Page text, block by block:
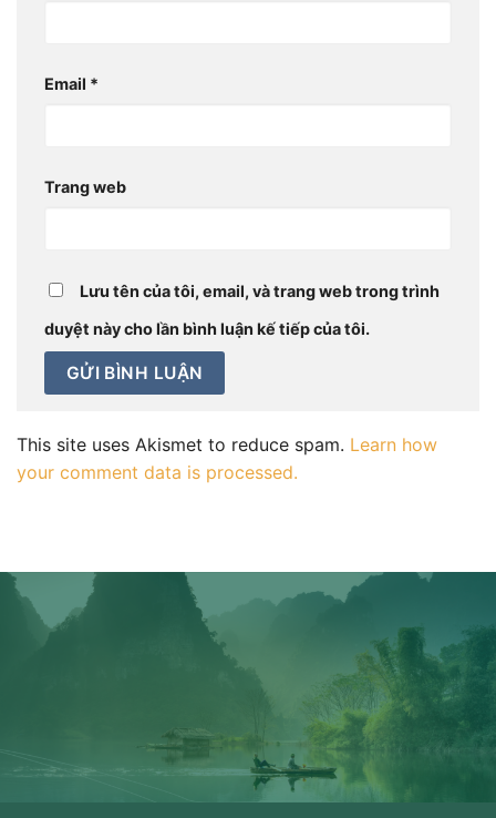
Email *
Trang web
Lưu tên của tôi, email, và trang web trong trình
duyệt này cho lần bình luận kế tiếp của tôi.
This site uses Akismet to reduce spam. Learn how
your comment data is processed.